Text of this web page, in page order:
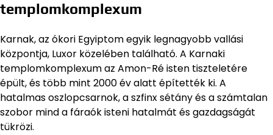
templomkomplexum
Karnak, az ókori Egyiptom egyik legnagyobb vallási
központja, Luxor közelében található. A Karnaki
templomkomplexum az Amon-Ré isten tiszteletére
épült, és több mint 2000 év alatt építették ki. A
hatalmas oszlopcsarnok, a szfinx sétány és a számtalan
szobor mind a fáraók isteni hatalmát és gazdagságát
tükrözi.